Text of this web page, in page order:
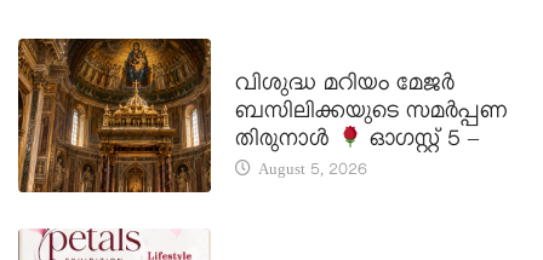
വിശുദ്ധ മറിയം മേജർ
ബസിലിക്കയുടെ സമർപ്പണ
തിരുനാൾ
ഓഗസ്റ്റ് 5 –
August 5, 2026